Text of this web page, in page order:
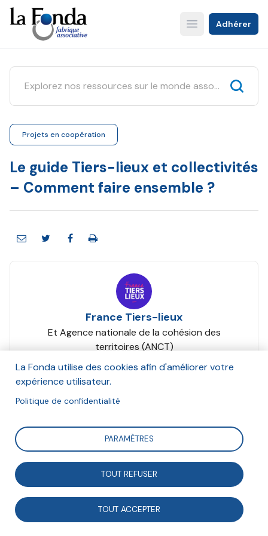
Aller
au
contenu
principal
Open main menu
Adhérer
Projets en coopération
Le guide Tiers-lieux et collectivités
– Comment faire ensemble ?
France Tiers-lieux
Et Agence nationale de la cohésion des
territoires (ANCT)
Janvier 2024
Elaboré par France Tiers-Lieux avec le soutien de
l'ANCT, ce guide vise à aider les collectivités à mieux
comprendre et à accompagner les acteurs des tiers-
lieux.
La Fonda utilise des cookies afin d'améliorer votre
expérience utilisateur.
Politique de confidentialité
PARAMÈTRES
TOUT REFUSER
TOUT ACCEPTER